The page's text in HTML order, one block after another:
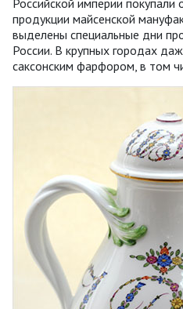
Российской империи покупали
продукции майсенской
выделены специальные дни
России. В крупных городах
саксонским фарфором, в том